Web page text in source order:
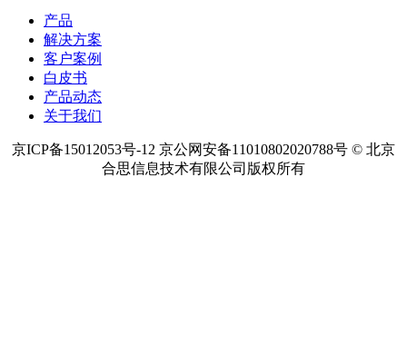
产品
解决方案
客户案例
白皮书
产品动态
关于我们
京ICP备15012053号-12 京公网安备11010802020788号 © 北京
合思信息技术有限公司版权所有